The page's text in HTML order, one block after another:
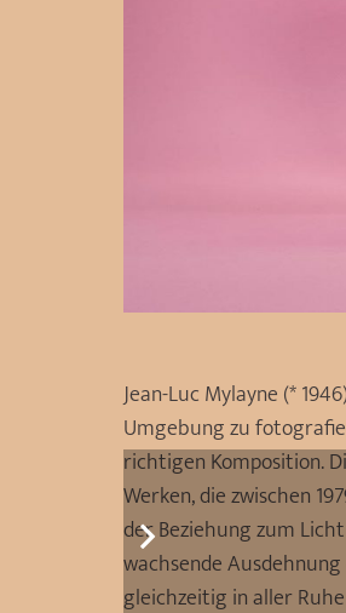
Jean-Luc Mylayne (*
Umgebung zu
richtigen Komposition.
Werken, die zwischen
der Beziehung zum
wachsende
gleichzeitig in aller